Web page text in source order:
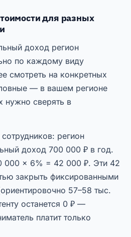
для разных
доход регион
по каждому виду
смотреть на конкретных
— в вашем регионе
нужно сверять в
регион
доход 700 000 ₽ в год.
000 × 6% = 42 000 ₽. Эти 42
закрыть фиксированными
57–58 тыс.
останется 0 ₽ —
платит только